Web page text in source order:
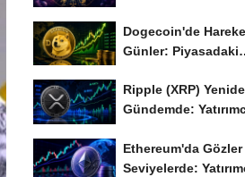
Dogecoin'de
Günler: Piyasadaki
de...
Ripple (XRP)
Gündemde:
Ethereum'da
Seviyelerde: